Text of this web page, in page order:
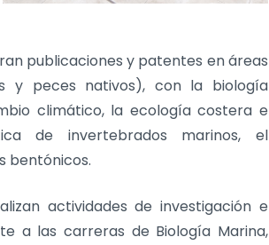
publicaciones y patentes en áreas
y peces nativos), con la biología
climático, la ecología costera e
de invertebrados marinos, el
bentónicos.
actividades de investigación e
a las carreras de Biología Marina,